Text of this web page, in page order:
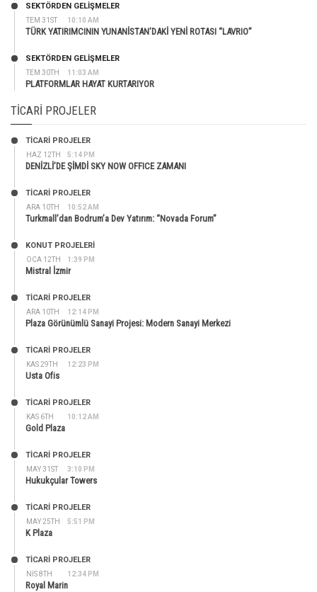
TEM 31ST 10:10 AM
SEKTÖRDEN GELIŞMELER
TÜRK YATIRIMCININ YUNANİSTAN’DAKİ YENİ ROTASI “LAVRIO”
TEM 30TH 11:03 AM
SEKTÖRDEN GELIŞMELER
PLATFORMLAR HAYAT KURTARIYOR
TICARI PROJELER
HAZ 12TH 5:14 PM
TİCARİ PROJELER
DENİZLİ’DE ŞİMDİ SKY NOW OFFICE ZAMANI
ARA 10TH 10:52 AM
TİCARİ PROJELER
Turkmall’dan Bodrum’a Dev Yatırım: “Novada Forum”
OCA 12TH 1:39 PM
KONUT PROJELERI
Mistral İzmir
ARA 10TH 12:14 PM
TİCARİ PROJELER
Plaza Görünümlü Sanayi Projesi: Modern Sanayi Merkezi
KAS 29TH 12:23 PM
TİCARİ PROJELER
Usta Ofis
KAS 6TH 10:12 AM
TİCARİ PROJELER
Gold Plaza
MAY 31ST 3:10 PM
TİCARİ PROJELER
Hukukçular Towers
MAY 25TH 5:51 PM
TİCARİ PROJELER
K Plaza
NIS 8TH 12:34 PM
TİCARİ PROJELER
Royal Marin